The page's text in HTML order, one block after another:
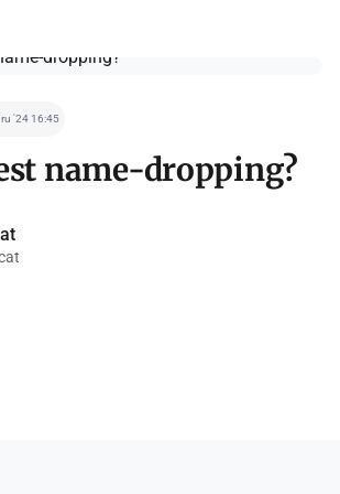
'24 16:45
name-dropping?